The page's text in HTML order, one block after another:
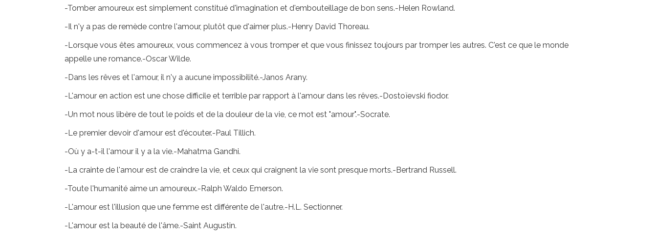
-Tomber amoureux est simplement constitué d'imagination et d'embouteillage de bon sens.-Helen Rowland.
-Il n'y a pas de remède contre l'amour, plutôt que d'aimer plus.-Henry David Thoreau.
-Lorsque vous êtes amoureux, vous commencez à vous tromper et que vous finissez toujours par tromper les autres. C'est ce que le monde
appelle une romance.-Oscar Wilde.
-Dans les rêves et l'amour, il n'y a aucune impossibilité.-Janos Arany.
-L'amour en action est une chose difficile et terrible par rapport à l'amour dans les rêves.-Dostoïevski fiodor.
-Un mot nous libère de tout le poids et de la douleur de la vie, ce mot est "amour".-Socrate.
-Le premier devoir d'amour est d'écouter.-Paul Tillich.
-Où y a-t-il l'amour il y a la vie.-Mahatma Gandhi.
-La crainte de l'amour est de craindre la vie, et ceux qui craignent la vie sont presque morts.-Bertrand Russell.
-Toute l'humanité aime un amoureux.-Ralph Waldo Emerson.
-L'amour est l'illusion que une femme est différente de l'autre.-H.L. Sectionner.
-L'amour est la beauté de l'âme.-Saint Augustin.